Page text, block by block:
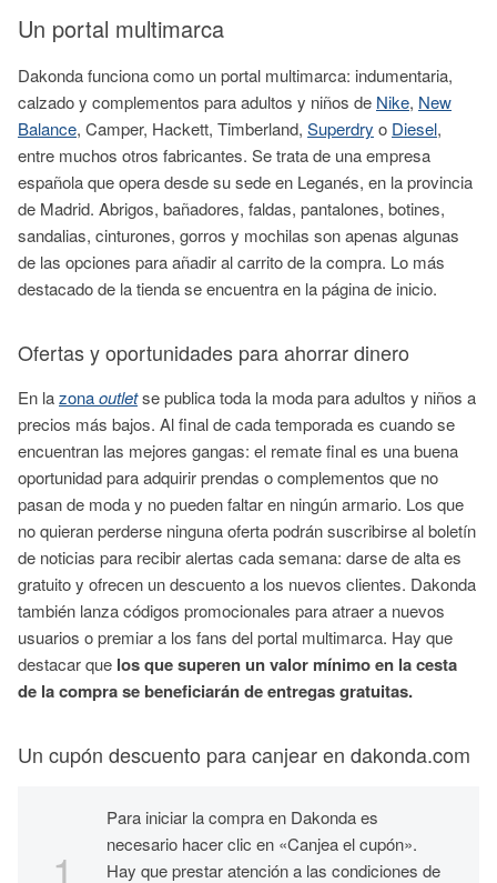
Un portal multimarca
Dakonda funciona como un portal multimarca: indumentaria,
calzado y complementos para adultos y niños de Nike, New
Balance, Camper, Hackett, Timberland, Superdry o Diesel,
entre muchos otros fabricantes. Se trata de una empresa
española que opera desde su sede en Leganés, en la provincia
de Madrid. Abrigos, bañadores, faldas, pantalones, botines,
sandalias, cinturones, gorros y mochilas son apenas algunas
de las opciones para añadir al carrito de la compra. Lo más
destacado de la tienda se encuentra en la página de inicio.
Ofertas y oportunidades para ahorrar dinero
En lazonaoutletse publica toda la moda para adultos y niños a
precios más bajos. Al final de cada temporada es cuando se
encuentran las mejores gangas: el remate final es una buena
oportunidad para adquirir prendas o complementos que no
pasan de moda y no pueden faltar en ningún armario. Los que
no quieran perderse ninguna oferta podrán suscribirse al boletín
de noticias para recibir alertas cada semana: darse de alta es
gratuito y ofrecen un descuento a los nuevos clientes. Dakonda
también lanza códigos promocionales para atraer a nuevos
usuarios o premiar a los fans del portal multimarca. Hay que
destacar que los que superen un valor mínimo en la cesta
de la compra se beneficiarán de entregas gratuitas.
Un cupón descuento para canjear en dakonda.com
Para iniciar la compra en Dakonda es
necesario hacer clic en «Canjea el cupón».
Hay que prestar atención a las condiciones de